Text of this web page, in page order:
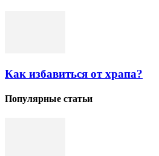
Как избавиться от храпа?
Популярные статьи